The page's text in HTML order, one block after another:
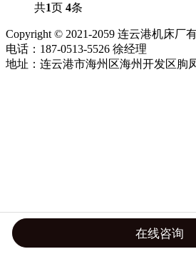
共1页 4条
Copyright © 2021-2059 连云港机床厂
电话：187-0513-5526 徐经理
地址：连云港市海州区海州开发区朐
在线咨询